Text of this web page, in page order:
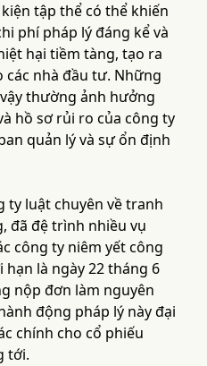
tập thể có thể khiến
phí pháp lý đáng kể và
hại tiềm tàng, tạo ra
các nhà đầu tư. Những
thường ảnh hưởng
hồ sơ rủi ro của công ty
quản lý và sự ổn định
ty luật chuyên về tranh
đã đệ trình nhiều vụ
công ty niêm yết công
là ngày 22 tháng 6
nộp đơn làm nguyên
động pháp lý này đại
chính cho cổ phiếu
tới.